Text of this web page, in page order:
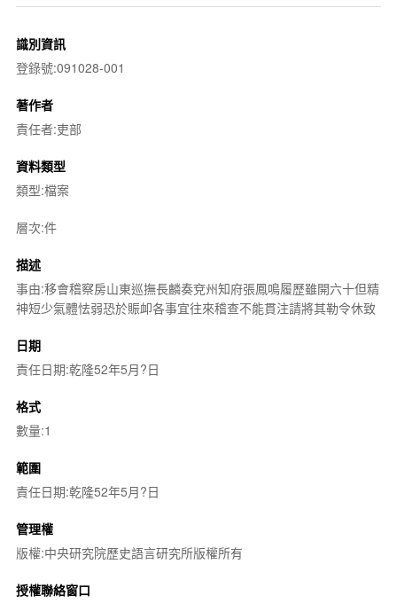
識別資訊
登錄號:091028-001
著作者
責任者:吏部
資料類型
類型:檔案
層次:件
描述
事由:移會稽察房山東巡撫長麟奏兗州知府張鳳鳴履歷雖開六十但精
神短少氣體怯弱恐於賑卹各事宜往來稽查不能貫注請將其勒令休致
日期
責任日期:乾隆52年5月?日
格式
數量:1
範圍
責任日期:乾隆52年5月?日
管理權
版權:中央研究院歷史語言研究所版權所有
授權聯絡窗口